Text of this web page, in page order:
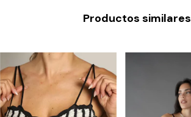
Productos similares